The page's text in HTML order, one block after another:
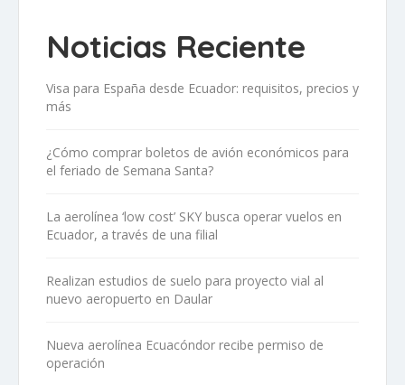
Noticias Reciente
Visa para España desde Ecuador: requisitos, precios y
más
¿Cómo comprar boletos de avión económicos para
el feriado de Semana Santa?
La aerolínea ‘low cost’ SKY busca operar vuelos en
Ecuador, a través de una filial
Realizan estudios de suelo para proyecto vial al
nuevo aeropuerto en Daular
Nueva aerolínea Ecuacóndor recibe permiso de
operación